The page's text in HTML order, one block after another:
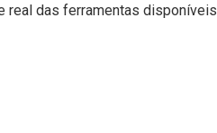
real das ferramentas disponíveis